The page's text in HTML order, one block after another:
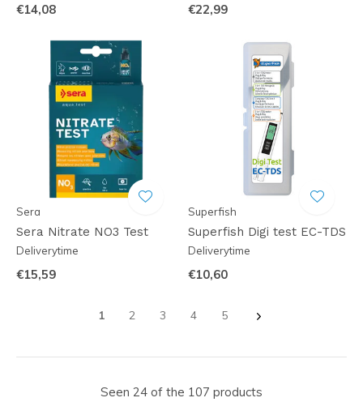
€14,08 €22,99
Sera
Sera Nitrate NO3 Test
Deliverytime
€15,59
Superfish
Superfish Digi test EC-TDS
Deliverytime
€10,60
1 2 3 4 5
Seen 24 of the 107 products